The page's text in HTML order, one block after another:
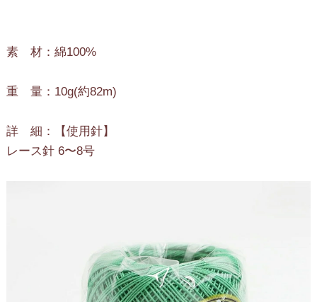
素 材：綿100%
重 量：10g(約82m)
詳 細：【使用針】
レース針 6〜8号